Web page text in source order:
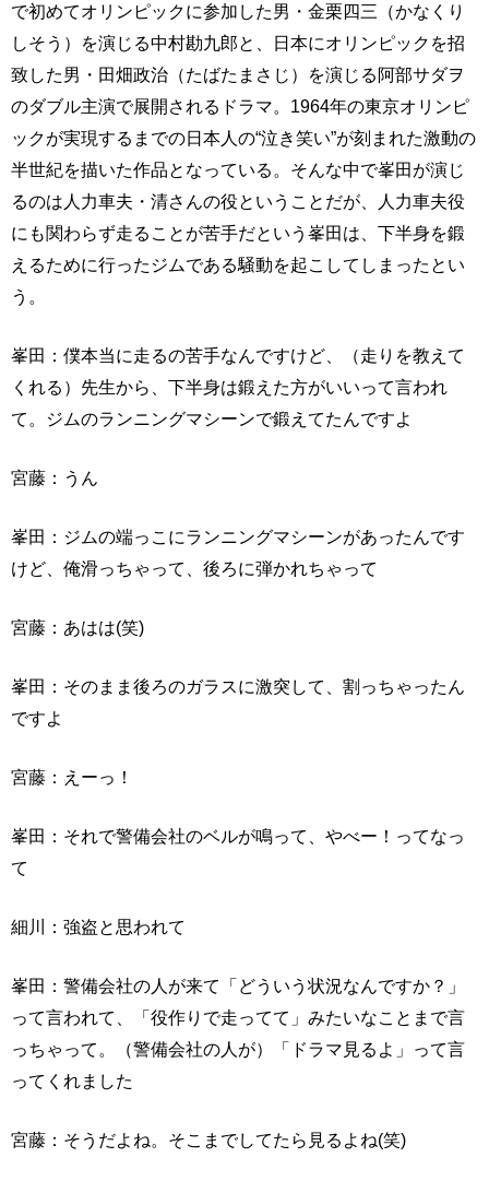
で初めてオリンピックに参加した男・金栗四三（かなくり
しそう）を演じる中村勘九郎と、日本にオリンピックを招
致した男・田畑政治（たばたまさじ）を演じる阿部サダヲ
のダブル主演で展開されるドラマ。1964年の東京オリンピ
ックが実現するまでの日本人の“泣き笑い”が刻まれた激動の
半世紀を描いた作品となっている。そんな中で峯田が演じ
るのは人力車夫・清さんの役ということだが、人力車夫役
にも関わらず走ることが苦手だという峯田は、下半身を鍛
えるために行ったジムである騒動を起こしてしまったとい
う。
峯田：僕本当に走るの苦手なんですけど、（走りを教えて
くれる）先生から、下半身は鍛えた方がいいって言われ
て。ジムのランニングマシーンで鍛えてたんですよ
宮藤：うん
峯田：ジムの端っこにランニングマシーンがあったんです
けど、俺滑っちゃって、後ろに弾かれちゃって
宮藤：あはは(笑)
峯田：そのまま後ろのガラスに激突して、割っちゃったん
ですよ
宮藤：えーっ！
峯田：それで警備会社のベルが鳴って、やべー！ってなっ
て
細川：強盗と思われて
峯田：警備会社の人が来て「どういう状況なんですか？」
って言われて、「役作りで走ってて」みたいなことまで言
っちゃって。（警備会社の人が）「ドラマ見るよ」って言
ってくれました
宮藤：そうだよね。そこまでしてたら見るよね(笑)